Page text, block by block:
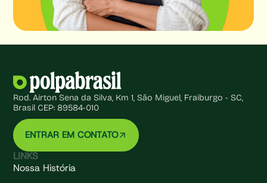
Rod. Airton Sena da Silva, Km 1, São Miguel, Fraiburgo - SC,
Brasil CEP: 89584-010
ENTRAR EM CONTATO
LINKS
Nossa História